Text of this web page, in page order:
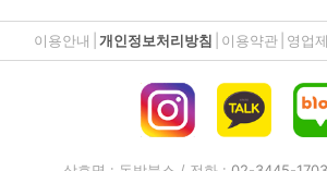
이용안내 개인정보처리방침 이용약관 영업